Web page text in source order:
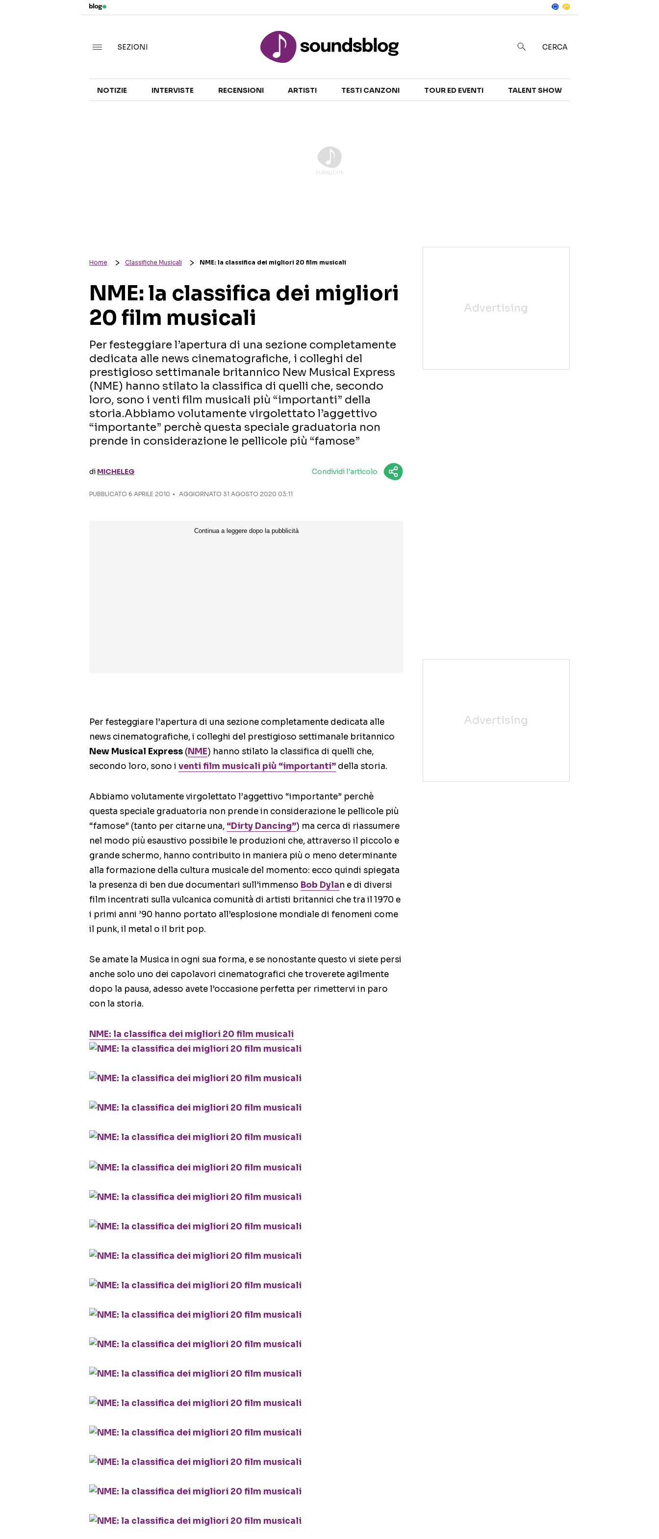
TALENT SHOW
SEZIONI CERCA
NOTIZIE INTERVISTE RECENSIONI ARTISTI TESTI CANZONI TOUR ED EVENTI TALENT SHOW
Home Classifiche Musicali NME: la classifica dei migliori 20 film musicali
NME: la classifica dei migliori
20 film musicali
Per festeggiare l’apertura di una sezione completamente
dedicata alle news cinematografiche, i colleghi del
prestigioso settimanale britannico New Musical Express
(NME) hanno stilato la classifica di quelli che, secondo
loro, sono i venti film musicali più “importanti” della
storia.Abbiamo volutamente virgolettato l’aggettivo
“importante” perchè questa speciale graduatoria non
prende in considerazione le pellicole più “famose”
di MICHELEG Condividi l'articolo
PUBBLICATO 6 APRILE 2010 AGGIORNATO 31 AGOSTO 2020 03:11
Per festeggiare l’apertura di una sezione completamente dedicata alle
news cinematografiche, i colleghi del prestigioso settimanale britannico
New Musical Express (NME) hanno stilato la classifica di quelli che,
secondo loro, sono i venti film musicali più “importanti” della storia.
Abbiamo volutamente virgolettato l’aggettivo “importante” perchè
questa speciale graduatoria non prende in considerazione le pellicole più
“famose” (tanto per citarne una, “Dirty Dancing”) ma cerca di riassumere
nel modo più esaustivo possibile le produzioni che, attraverso il piccolo e
grande schermo, hanno contribuito in maniera più o meno determinante
alla formazione della cultura musicale del momento: ecco quindi spiegata
la presenza di ben due documentari sull’immenso Bob Dylan e di diversi
film incentrati sulla vulcanica comunità di artisti britannici che tra il 1970 e
i primi anni ’90 hanno portato all’esplosione mondiale di fenomeni come
il punk, il metal o il brit pop.
Se amate la Musica in ogni sua forma, e se nonostante questo vi siete persi
anche solo uno dei capolavori cinematografici che troverete agilmente
dopo la pausa, adesso avete l’occasione perfetta per rimettervi in paro
con la storia.
NME: la classifica dei migliori 20 film musicali